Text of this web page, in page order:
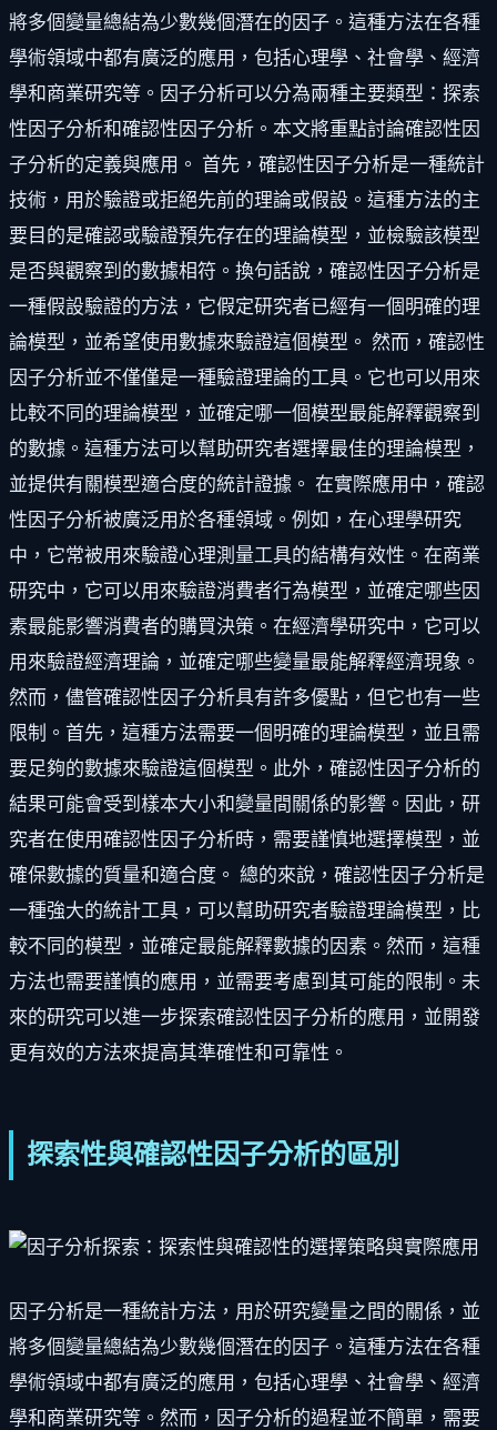
將多個變量總結為少數幾個潛在的因子。這種方法在各種
學術領域中都有廣泛的應用，包括心理學、社會學、經濟
學和商業研究等。因子分析可以分為兩種主要類型：探索
性因子分析和確認性因子分析。本文將重點討論確認性因
子分析的定義與應用。 首先，確認性因子分析是一種統計
技術，用於驗證或拒絕先前的理論或假設。這種方法的主
要目的是確認或驗證預先存在的理論模型，並檢驗該模型
是否與觀察到的數據相符。換句話說，確認性因子分析是
一種假設驗證的方法，它假定研究者已經有一個明確的理
論模型，並希望使用數據來驗證這個模型。 然而，確認性
因子分析並不僅僅是一種驗證理論的工具。它也可以用來
比較不同的理論模型，並確定哪一個模型最能解釋觀察到
的數據。這種方法可以幫助研究者選擇最佳的理論模型，
並提供有關模型適合度的統計證據。 在實際應用中，確認
性因子分析被廣泛用於各種領域。例如，在心理學研究
中，它常被用來驗證心理測量工具的結構有效性。在商業
研究中，它可以用來驗證消費者行為模型，並確定哪些因
素最能影響消費者的購買決策。在經濟學研究中，它可以
用來驗證經濟理論，並確定哪些變量最能解釋經濟現象。
然而，儘管確認性因子分析具有許多優點，但它也有一些
限制。首先，這種方法需要一個明確的理論模型，並且需
要足夠的數據來驗證這個模型。此外，確認性因子分析的
結果可能會受到樣本大小和變量間關係的影響。因此，研
究者在使用確認性因子分析時，需要謹慎地選擇模型，並
確保數據的質量和適合度。 總的來說，確認性因子分析是
一種強大的統計工具，可以幫助研究者驗證理論模型，比
較不同的模型，並確定最能解釋數據的因素。然而，這種
方法也需要謹慎的應用，並需要考慮到其可能的限制。未
來的研究可以進一步探索確認性因子分析的應用，並開發
更有效的方法來提高其準確性和可靠性。
探索性與確認性因子分析的區別
因子分析是一種統計方法，用於研究變量之間的關係，並
將多個變量總結為少數幾個潛在的因子。這種方法在各種
學術領域中都有廣泛的應用，包括心理學、社會學、經濟
學和商業研究等。然而，因子分析的過程並不簡單，需要